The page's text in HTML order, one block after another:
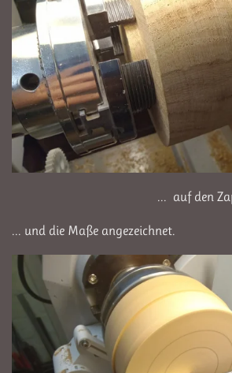
... auf den
... und die Maße angezeichnet.